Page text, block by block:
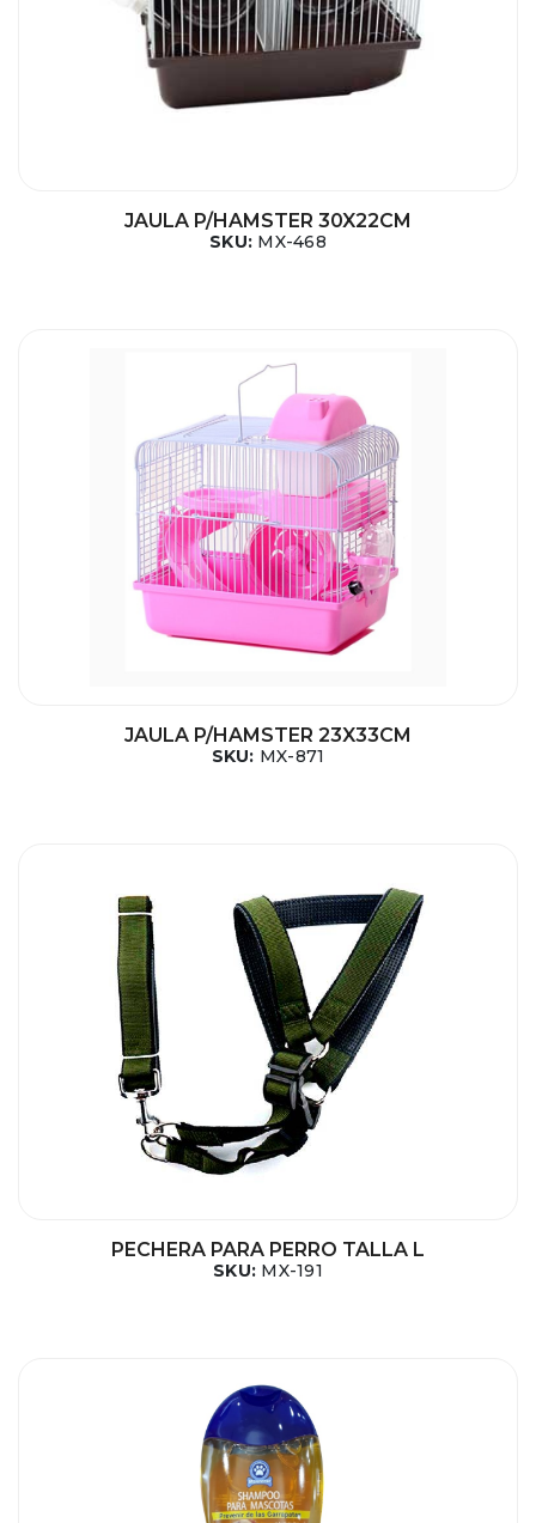
JAULA P/HAMSTER 30X22CM
SKU: MX-468
JAULA P/HAMSTER 23X33CM
SKU: MX-871
PECHERA PARA PERRO TALLA L
SKU: MX-191